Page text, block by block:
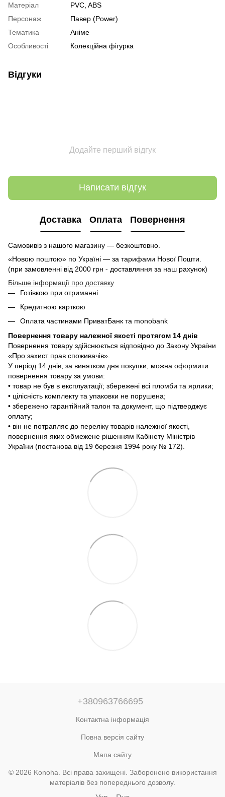
Матеріал
PVC, ABS
Персонаж
Павер (Power)
Тематика
Аніме
Особливості
Колекційна фігурка
Відгуки
Додайте перший відгук
Написати відгук
Доставка Оплата Повернення
Самовивіз з нашого магазину — безкоштовно.
«Новою поштою» по Україні — за тарифами Нової Пошти.
(при замовленні від 2000 грн - доставляння за наш рахунок)
Більше інформації про доставку
Готівкою при отриманні
Кредитною карткою
Оплата частинами ПриватБанк та monobank
Повернення товару належної якості протягом 14 днів
Повернення товару здійснюється відповідно до Закону України
«Про захист прав споживачів».
У період 14 днів, за винятком дня покупки, можна оформити
повернення товару за умови:
• товар не був в експлуатації; збережені всі пломби та ярлики;
• цілісність комплекту та упаковки не порушена;
• збережено гарантійний талон та документ, що підтверджує
оплату;
• він не потрапляє до переліку товарів належної якості,
повернення яких обмежене рішенням Кабінету Міністрів
України (постанова від 19 березня 1994 року № 172).
+380963766695
Контактна інформація
Повна версія сайту
Мапа сайту
© 2026 Konoha. Всі права захищені. Заборонено використання
матеріалів без попереднього дозволу.